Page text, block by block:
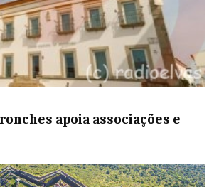
apoia associações e